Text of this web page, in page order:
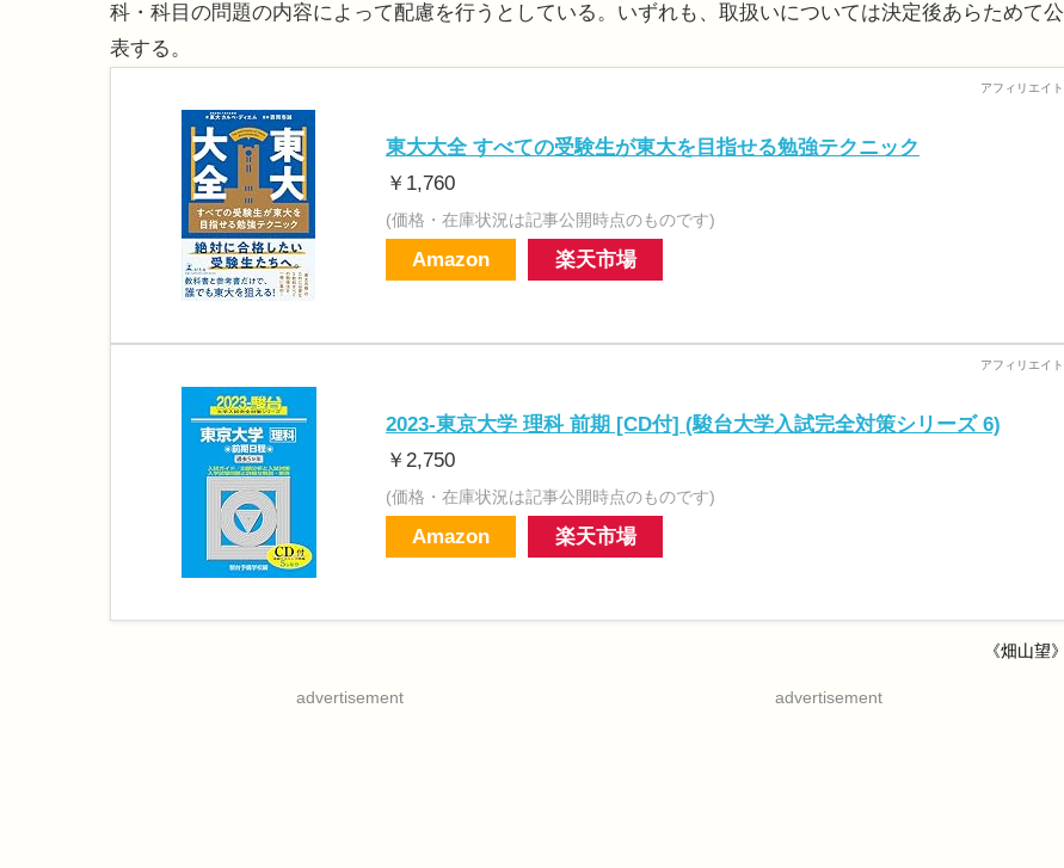
科・科目の問題の内容によって配慮を行うとしている。いずれも、取扱いについては決定後あらためて公
表する。
東大大全 すべての受験生が東大を目指せる勉強テクニック
￥1,760
(価格・在庫状況は記事公開時点のものです)
Amazon 楽天市場
2023-東京大学 理科 前期 [CD付] (駿台大学入試完全対策シリーズ 6)
￥2,750
(価格・在庫状況は記事公開時点のものです)
Amazon 楽天市場
《畑山望》
advertisement advertisement